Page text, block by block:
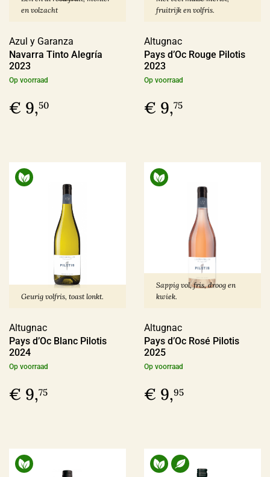
Altugnac(6)
Anne & Jean-François Ganevat
Azienda Agraria Moretti Omero(2)
Azienda Agricola Casavecchia alla Piazza
Prijs
€ 0,00 - € 9,99
€ 10,00 - € 19,99
€ 20,00 - € 29,99
€ 30,00 - € 39,99
Voorraad
Binnenkort leverbaar
(14)
en volzacht
Azul y Garanza
Navarra Tinto Alegría
2023
Op voorraad
€ 9,50
fruitrijk en volfris.
Altugnac
Pays d’Oc Rouge Pilotis
2023
Op voorraad
€ 9,75
Geurig volfris, toast lonkt.
Altugnac
Pays d’Oc Blanc Pilotis
2024
Op voorraad
€ 9,75
Sappig vol, fris, droog en
kwiek.
Altugnac
Pays d’Oc Rosé Pilotis
2025
Op voorraad
€ 9,95